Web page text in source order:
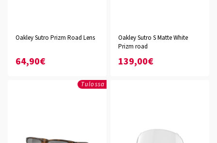
Oakley Sutro Prizm Road Lens
64,90€
Oakley Sutro S Matte White
Prizm road
139,00€
Tulossa